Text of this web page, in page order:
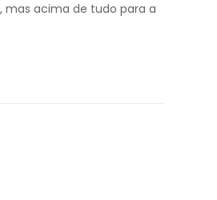
mas acima de tudo para a